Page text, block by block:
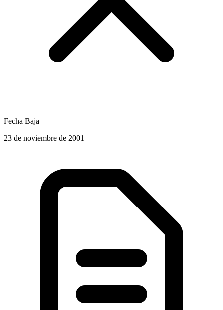
Fecha Baja
23 de noviembre de 2001